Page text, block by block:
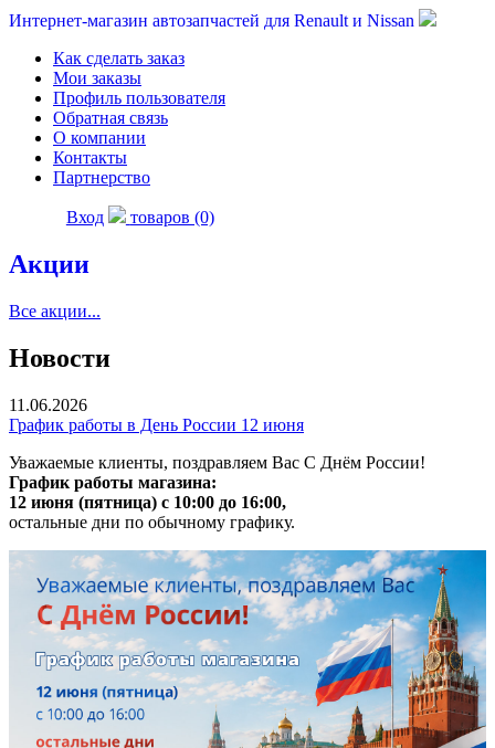
Интернет-магазин автозапчастей для Renault и Nissan
Как сделать заказ
Мои заказы
Профиль пользователя
Обратная связь
О компании
Контакты
Партнерство
Вход товаров (0)
Акции
Все акции...
Новости
11.06.2026
График работы в День России 12 июня
Уважаемые клиенты, поздравляем Вас С Днём России!
График работы магазина:
12 июня (пятница) с 10:00 до 16:00,
остальные дни по обычному графику.